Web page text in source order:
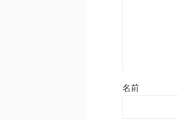
名前